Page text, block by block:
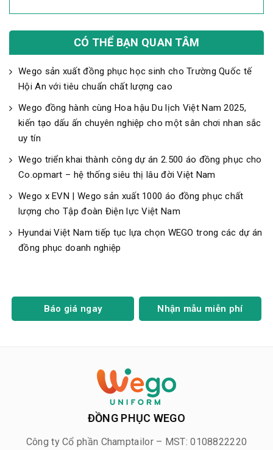
CÓ THỂ BẠN QUAN TÂM
Wego sản xuất đồng phục học sinh cho Trường Quốc tế
Hội An với tiêu chuẩn chất lượng cao
Wego đồng hành cùng Hoa hậu Du lịch Việt Nam 2025,
kiến tạo dấu ấn chuyên nghiệp cho một sân chơi nhan sắc
uy tín
Wego triển khai thành công dự án 2.500 áo đồng phục cho
Co.opmart – hệ thống siêu thị lâu đời Việt Nam
Wego x EVN | Wego sản xuất 1000 áo đồng phục chất
lượng cho Tập đoàn Điện lực Việt Nam
Hyundai Việt Nam tiếp tục lựa chọn WEGO trong các dự án
đồng phục doanh nghiệp
Báo giá ngay Nhận mẫu miễn phí
ĐỒNG PHỤC WEGO
Công ty Cổ phần Champtailor – MST: 0108822220